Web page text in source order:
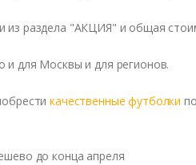
раздела "АКЦИЯ" и общая
и для Москвы и для регионов.
качественные футболки
до конца апреля